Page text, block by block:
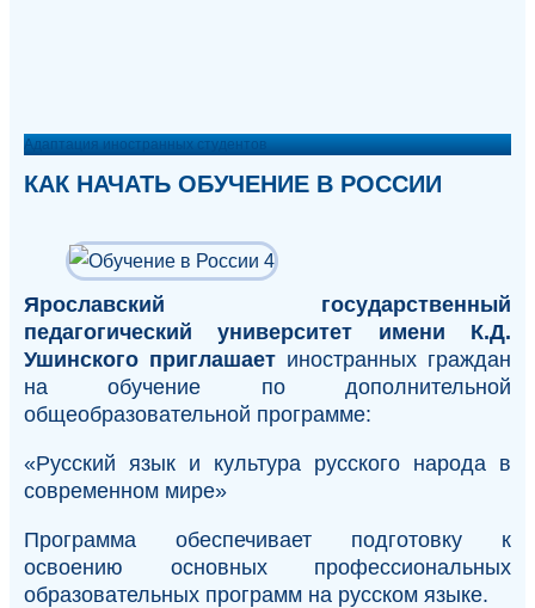
Адаптация иностранных студентов
КАК НАЧАТЬ ОБУЧЕНИЕ В РОССИИ
Ярославский государственный
педагогический университет имени К.Д.
Ушинского приглашает иностранных граждан
на обучение по дополнительной
общеобразовательной программе:
«Русский язык и культура русского народа в
современном мире»
Программа обеспечивает подготовку к
освоению основных профессиональных
образовательных программ на русском языке.